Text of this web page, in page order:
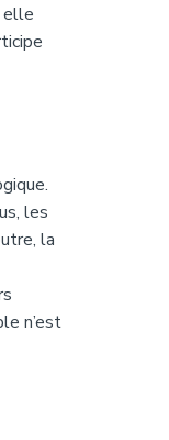
elle
les
la
n’est